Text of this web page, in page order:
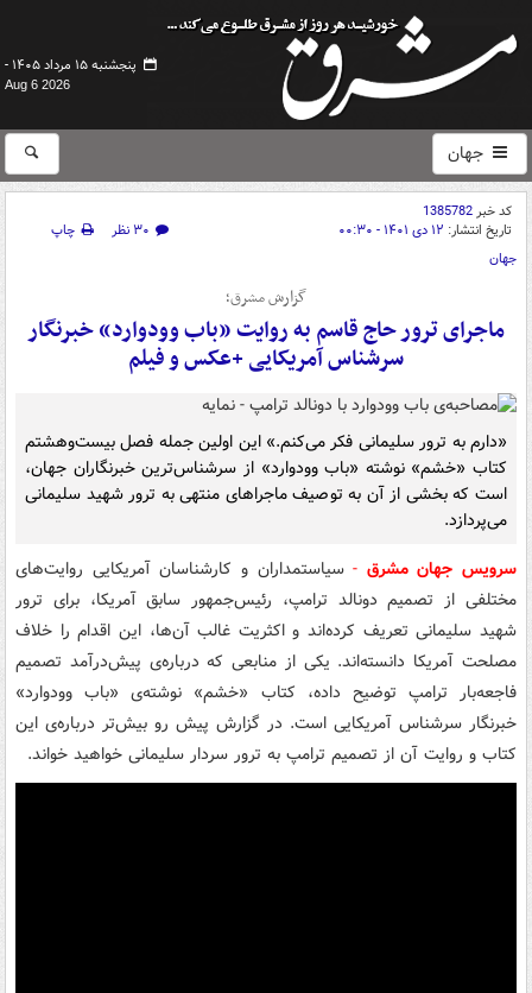
پنجشنبه ۱۵ مرداد ۱۴۰۵ -
Aug 6 2026
جهان
کد خبر1385782
تاریخ انتشار: ۱۲ دی ۱۴۰۱ - ۰۰:۳۰ ۳۰ نظر
چاپ
جهان
گزارش مشرق؛
ماجرای ترور حاج قاسم به روایت «باب وودوارد» خبرنگار
سرشناس آمریکایی +عکس و فیلم
«دارم به ترور سلیمانی فکر می‌کنم.» این اولین جمله فصل بیست‌وهشتم
کتاب «خشم» نوشته «باب وودوارد» از سرشناس‌ترین خبرنگاران جهان،
است که بخشی از آن به توصیف ماجراهای منتهی به ترور شهید سلیمانی
می‌پردازد.
سرویس جهان مشرق -سیاستمداران و کارشناسان آمریکایی روایت‌های
مختلفی از تصمیم دونالد ترامپ، رئیس‌جمهور سابق آمریکا، برای ترور
شهید سلیمانی تعریف کرده‌اند و اکثریت غالب آن‌ها، این اقدام را خلاف
مصلحت آمریکا دانسته‌اند. یکی از منابعی که درباره‌ی پیش‌درآمد تصمیم
فاجعه‌بار ترامپ توضیح داده، کتاب «خشم» نوشته‌ی «باب وودوارد»
خبرنگار سرشناس آمریکایی است. در گزارش پیش رو بیش‌تر درباره‌ی این
کتاب و روایت آن از تصمیم ترامپ به ترور سردار سلیمانی خواهید خواند.